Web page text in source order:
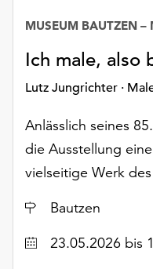
Weitere
finden
Datenschutzerklärung
oder
dem
Impressum
Ich male, also
Lutz Jungrichter ·
MUSEUM BAUTZEN –
Anlässlich seines
die Ausstellung
vielseitige Werk
Ort
Bautzen
Datum23.05.2026 bis